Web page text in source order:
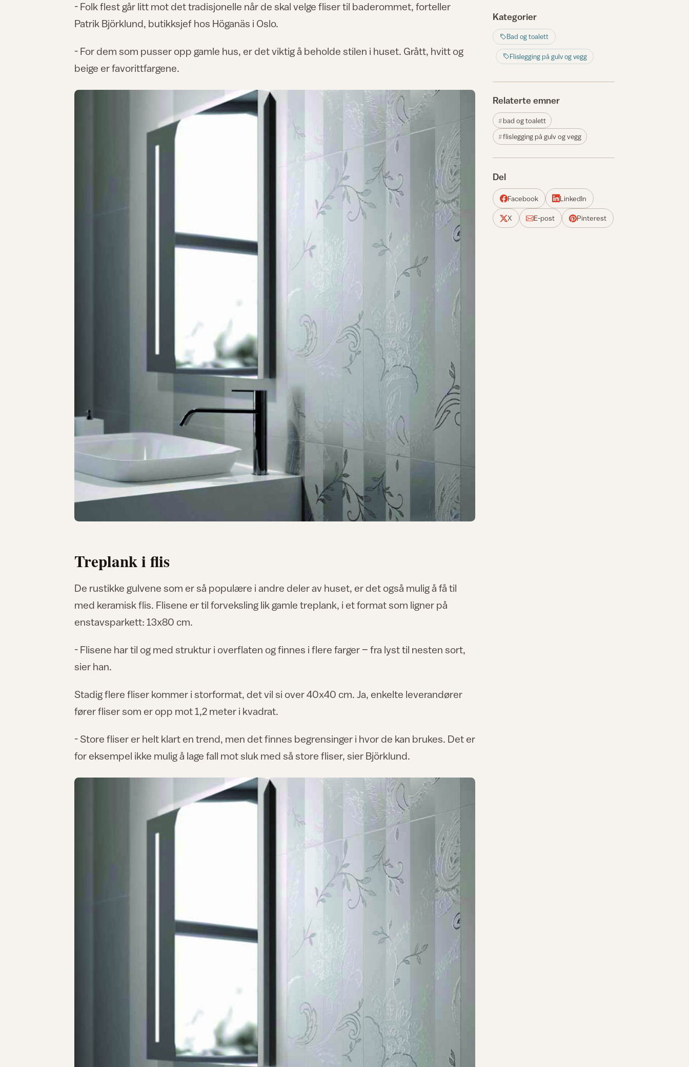
- Folk flest går litt mot det tradisjonelle når de skal velge fliser til baderommet, forteller
Patrik Björklund, butikksjef hos Höganäs i Oslo.
- For dem som pusser opp gamle hus, er det viktig å beholde stilen i huset. Grått, hvitt og
beige er favorittfargene.
Treplank i flis
De rustikke gulvene som er så populære i andre deler av huset, er det også mulig å få til
med keramisk flis. Flisene er til forveksling lik gamle treplank, i et format som ligner på
enstavsparkett: 13x80 cm.
- Flisene har til og med struktur i overflaten og finnes i flere farger – fra lyst til nesten sort,
sier han.
Stadig flere fliser kommer i storformat, det vil si over 40x40 cm. Ja, enkelte leverandører
fører fliser som er opp mot 1,2 meter i kvadrat.
- Store fliser er helt klart en trend, men det finnes begrensinger i hvor de kan brukes. Det er
for eksempel ikke mulig å lage fall mot sluk med så store fliser, sier Björklund.
Kategorier
Bad og toalett
Flislegging på gulv og vegg
Relaterte emner
bad og toalett
flislegging på gulv og vegg
Del
Facebook LinkedIn
X E-post Pinterest